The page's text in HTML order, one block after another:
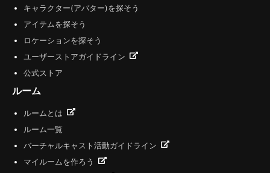
キャラクター(アバター)を探そう
アイテムを探そう
ロケーションを探そう
ユーザーストアガイドライン
公式ストア
ルーム
ルームとは
ルーム一覧
バーチャルキャスト活動ガイドライン
マイルームを作ろう